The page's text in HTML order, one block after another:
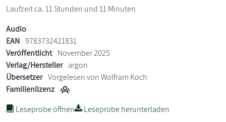
Laufzeit ca. 11 Stunden und 11 Minuten
Audio
EAN 9783732421831
Veröffentlicht November 2025
Verlag/Hersteller argon
Übersetzer Vorgelesen von Wolfram Koch
Familienlizenz
Leseprobe öffnen
Leseprobe herunterladen